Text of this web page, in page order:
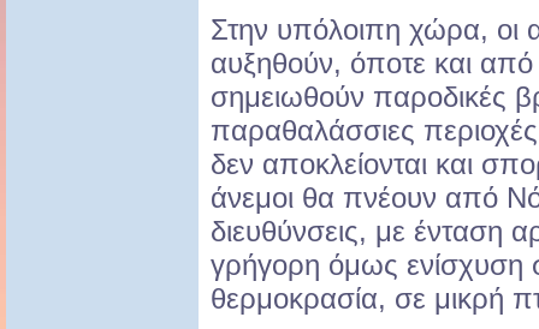
Στην υπόλοιπη χώρα, οι
αυξηθούν, όποτε και
σημειωθούν παροδικές
παραθαλάσσιες
δεν αποκλείονται και
άνεμοι θα πνέουν από
διευθύνσεις, με ένταση
γρήγορη όμως
θερμοκρασία, σε μικρή